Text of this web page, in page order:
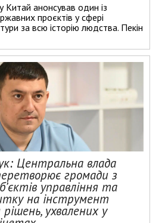
Китай анонсував один із
проєктів у сфері
за всю історію людства. Пекін
Центральна влада
громади з
управління та
на інструмент
рішень, ухвалених у